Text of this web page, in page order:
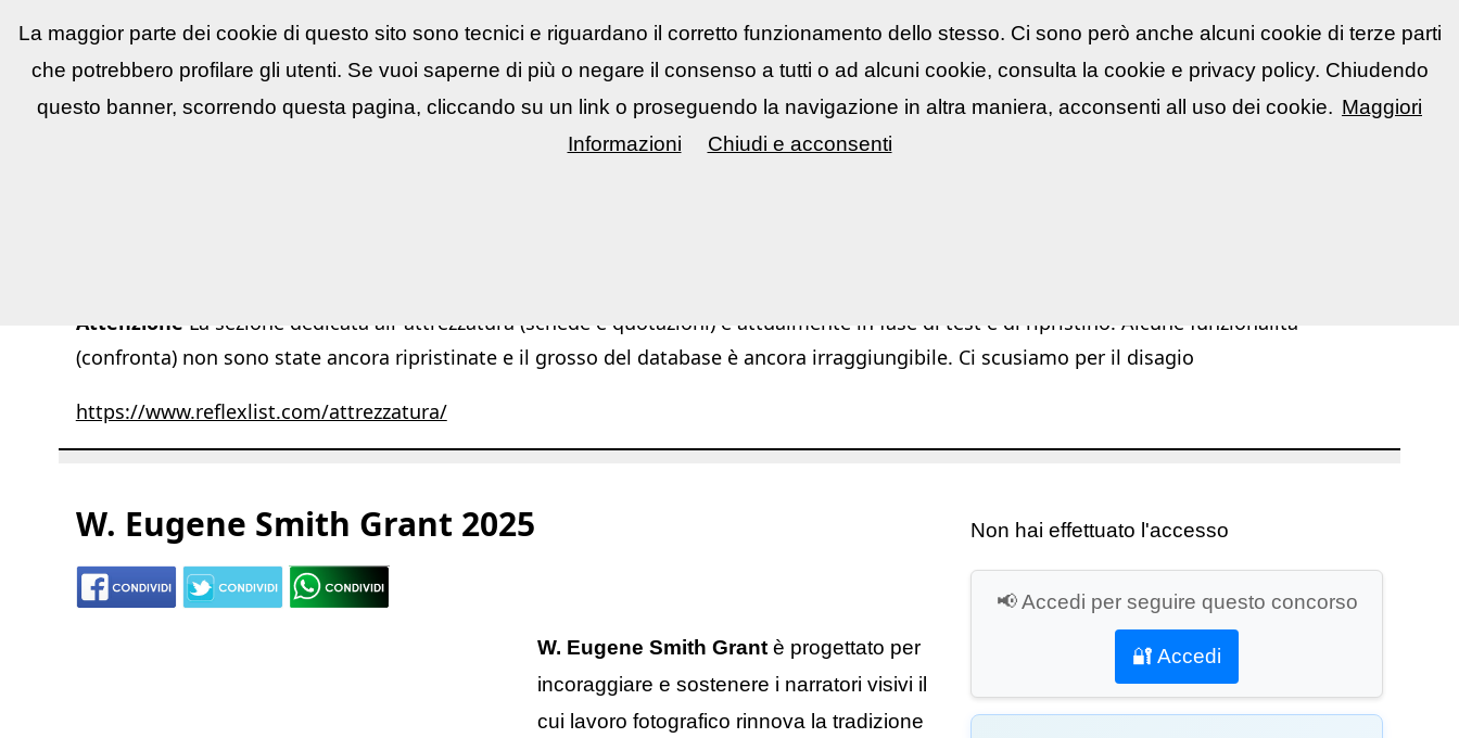
ReflexLIST▼ News e utility ▼ Concorsi fotografici ▼ Mostre Eventi▼ Contatti 🇮🇹 Italiano
Attenzione La sezione dedicata all''attrezzatura (schede e quotazioni) è attualmente in fase di test e di ripristino. Alcune funzionalità
(confronta) non sono state ancora ripristinate e il grosso del database è ancora irraggiungibile. Ci scusiamo per il disagio
https://www.reflexlist.com/attrezzatura/
W. Eugene Smith Grant 2025
W. Eugene Smith Grantè progettato per
incoraggiare e sostenere i narratori visivi il
cui lavoro fotografico rinnova la tradizione
Non hai effettuato l'accesso
📢 Accedi per seguire questo concorso
🔐 Accedi
La maggior parte dei cookie di questo sito sono tecnici e riguardano il corretto funzionamento dello stesso. Ci sono però anche alcuni cookie di terze parti
che potrebbero profilare gli utenti. Se vuoi saperne di più o negare il consenso a tutti o ad alcuni cookie, consulta la cookie e privacy policy. Chiudendo
questo banner, scorrendo questa pagina, cliccando su un link o proseguendo la navigazione in altra maniera, acconsenti all uso dei cookie. Maggiori
Informazioni
Chiudi e acconsenti